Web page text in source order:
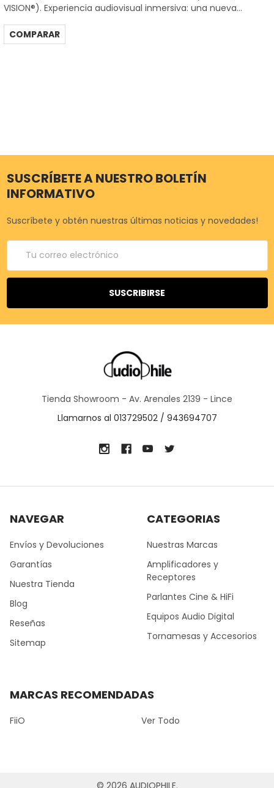
VISION®). Experiencia audiovisual inmersiva: una nueva...
COMPARAR
SUSCRÍBETE A NUESTRO BOLETÍN
INFORMATIVO
Suscríbete y obtén nuestras últimas noticias y novedades!
Correo
electrónico
Tienda Showroom - Av. Arenales 2139 - Lince
Llamarnos al 013729502 / 943694707
NAVEGAR
Envíos y Devoluciones
Garantías
Nuestra Tienda
Blog
Reseñas
Sitemap
CATEGORIAS
Nuestras Marcas
Amplificadores y
Receptores
Parlantes Cine & HiFi
Equipos Audio Digital
Tornamesas y Accesorios
MARCAS RECOMENDADAS
FiiO Ver Todo